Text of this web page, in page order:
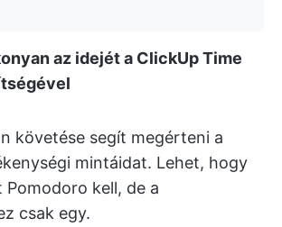
az idejét a ClickUp Time
követése segít megérteni a
mintáidat. Lehet, hogy
Pomodoro kell, de a
csak egy.